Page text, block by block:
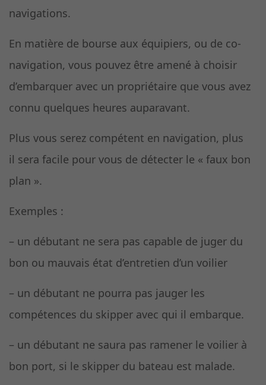
navigations.
En matière de bourse aux équipiers, ou de co-
navigation, vous pouvez être amené à choisir
d’embarquer avec un propriétaire que vous avez
connu quelques heures auparavant.
Plus vous serez compétent en navigation, plus
il sera facile pour vous de détecter le « faux bon
plan ».
Exemples :
– un débutant ne sera pas capable de juger du
bon ou mauvais état d’entretien d’un voilier
– un débutant ne pourra pas jauger les
compétences du skipper avec qui il embarque.
– un débutant ne saura pas ramener le voilier à
bon port, si le skipper du bateau est malade.